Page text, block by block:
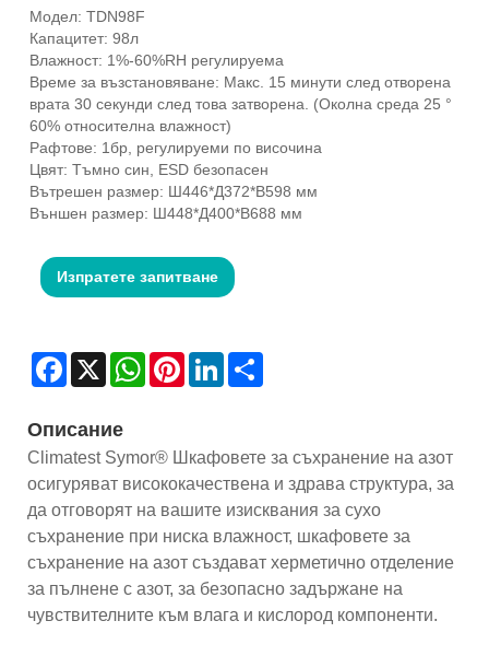
Модел: TDN98F
Капацитет: 98л
Влажност: 1%-60%RH регулируема
Време за възстановяване: Макс. 15 минути след отворена
врата 30 секунди след това затворена. (Околна среда 25 °
60% относителна влажност)
Рафтове: 1бр, регулируеми по височина
Цвят: Тъмно син, ESD безопасен
Вътрешен размер: Ш446*Д372*В598 мм
Външен размер: Ш448*Д400*В688 мм
Изпратете запитване
Facebook
X WhatsAppPinterestLinkedIn
Описание
Climatest Symor® Шкафовете за съхранение на азот
осигуряват висококачествена и здрава структура, за
да отговорят на вашите изисквания за сухо
съхранение при ниска влажност, шкафовете за
съхранение на азот създават херметично отделение
за пълнене с азот, за безопасно задържане на
чувствителните към влага и кислород компоненти.